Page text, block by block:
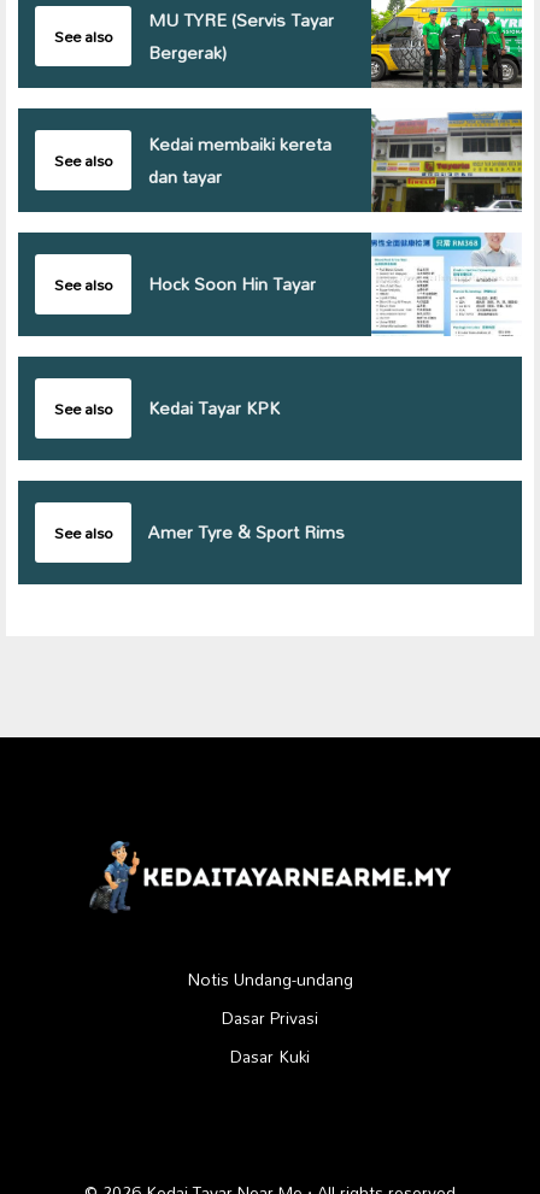
See also
MU TYRE (Servis Tayar
Bergerak)
See also
Kedai membaiki kereta
dan tayar
See also Hock Soon Hin Tayar
See also Kedai Tayar KPK
See also Amer Tyre & Sport Rims
Notis Undang-undang
Dasar Privasi
Dasar Kuki